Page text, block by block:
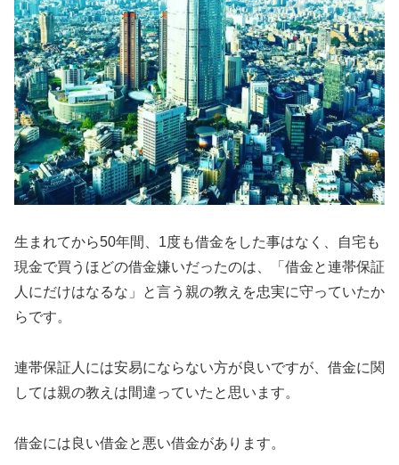
生まれてから50年間、1度も借金をした事はなく、自宅も
現金で買うほどの借金嫌いだったのは、「借金と連帯保証
人にだけはなるな」と言う親の教えを忠実に守っていたか
らです。
連帯保証人には安易にならない方が良いですが、借金に関
しては親の教えは間違っていたと思います。
借金には良い借金と悪い借金があります。